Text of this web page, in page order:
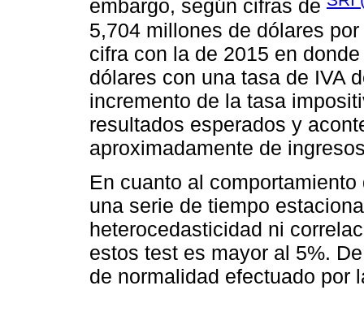
embargo, según cifras de
5,704 millones de dólares
cifra con la de 2015 en
dólares con una tasa de IVA
incremento de la tasa
resultados esperados y
aproximadamente de
En cuanto al
una serie de tiempo
heterocedasticidad ni
estos test es mayor al 5%.
de normalidad efectuado por